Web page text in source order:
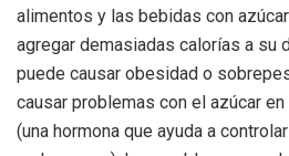
alimentos y las bebidas con
agregar demasiadas calorías a su
puede causar obesidad o
causar problemas con el azúcar
(una hormona que ayuda a